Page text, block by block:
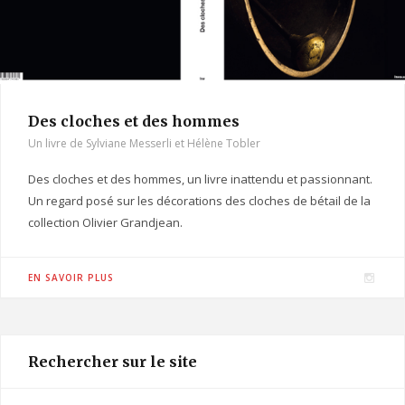
Des cloches et des hommes
Un livre de Sylviane Messerli et Hélène Tobler
Des cloches et des hommes, un livre inattendu et passionnant.
Un regard posé sur les décorations des cloches de bétail de la
collection Olivier Grandjean.
EN SAVOIR PLUS
I
Rechercher sur le site